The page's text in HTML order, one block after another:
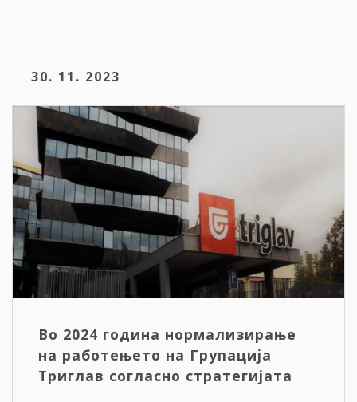
30. 11. 2023
Во 2024 година нормализирање
на работењето на Групација
Триглав согласно стратегијата